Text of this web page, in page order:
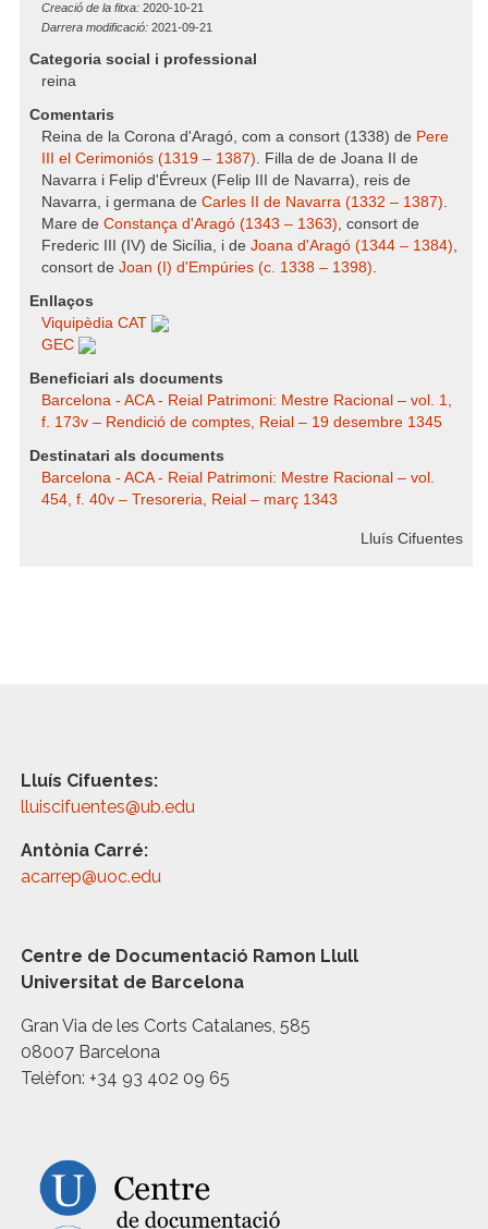
Creació de la fitxa: 2020-10-21
Darrera modificació: 2021-09-21
Categoria social i professional
reina
Comentaris
Reina de la Corona d'Aragó, com a consort (1338) de Pere
III el Cerimoniós (1319 – 1387). Filla de de Joana II de
Navarra i Felip d'Évreux (Felip III de Navarra), reis de
Navarra, i germana de Carles II de Navarra (1332 – 1387).
Mare de Constança d'Aragó (1343 – 1363), consort de
Frederic III (IV) de Sicília, i de Joana d'Aragó (1344 – 1384),
consort de Joan (I) d'Empúries (c. 1338 – 1398).
Enllaços
Viquipèdia CAT
GEC
Beneficiari als documents
Barcelona - ACA - Reial Patrimoni: Mestre Racional – vol. 1,
f. 173v – Rendició de comptes, Reial – 19 desembre 1345
Destinatari als documents
Barcelona - ACA - Reial Patrimoni: Mestre Racional – vol.
454, f. 40v – Tresoreria, Reial – març 1343
Lluís Cifuentes
Lluís Cifuentes:
lluiscifuentes@ub.edu
Antònia Carré:
acarrep@uoc.edu
Centre de Documentació Ramon Llull
Universitat de Barcelona
Gran Via de les Corts Catalanes, 585
08007 Barcelona
Telèfon: +34 93 402 09 65